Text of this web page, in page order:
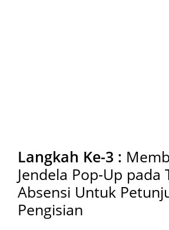
Langkah Ke-3 :
Jendela Pop-Up pada
Absensi Untuk
Pengisian